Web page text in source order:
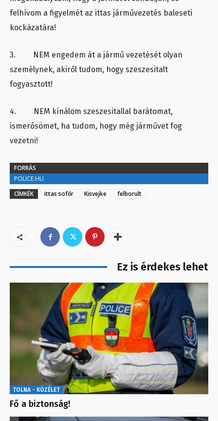
felhívom a figyelmét az ittas járművezetés baleseti
kockázatára!
3. NEM engedem át a jármű vezetését olyan
személynek, akiről tudom, hogy szeszesitalt
fogyasztott!
4. NEM kínálom szeszesitallal barátomat,
ismerősömet, ha tudom, hogy még járművet fog
vezetni!
FORRÁS
POLICE.HU
CÍMKÉK
ittas sofőr Kisvejke felborult
Ez is érdekes lehet
TOLNA - KÖZÉLET
Fő a biztonság!